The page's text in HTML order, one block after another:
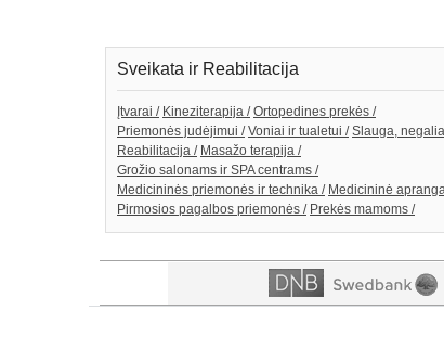
Sveikata ir Reabilitacija
Įtvarai / Kineziterapija / Ortopedines prekės /
Priemonės judėjimui / Voniai ir tualetui / Slauga,
Reabilitacija / Masažo terapija /
Grožio salonams ir SPA centrams /
Medicininės priemonės ir technika / Medicininė
Pirmosios pagalbos priemonės / Prekės mamoms /